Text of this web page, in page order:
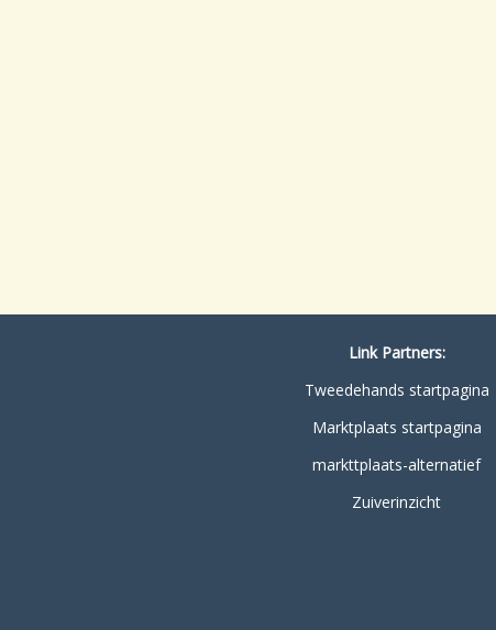
Link Partners:
Tweedehands startpagina
Marktplaats startpagina
markttplaats-alternatief
Zuiverinzicht